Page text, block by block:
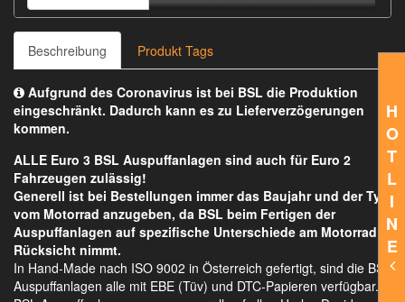
H
O
T
L
I
N
E
Beschreibung Produkt Tags
Aufgrund des Coronavirus ist bei BSL die Produktion
eingeschränkt. Dadurch kann es zu Lieferverzögerungen
kommen.
ALLE Euro 3 BSL Auspuffanlagen sind auch für Euro 2
Fahrzeugen zulässig!
Generell ist bei Bestellungen immer das Baujahr und der Typ
vom Motorrad anzugeben, da BSL beim Fertigen der
Auspuffanlagen auf spezifische Unterschiede am Motorrad
Rücksicht nimmt.
In Hand-Made nach ISO 9002 in Österreich gefertigt, sind die BSL
Auspuffanlagen alle mit EBE (Tüv) und DTC-Papieren verfügbar.